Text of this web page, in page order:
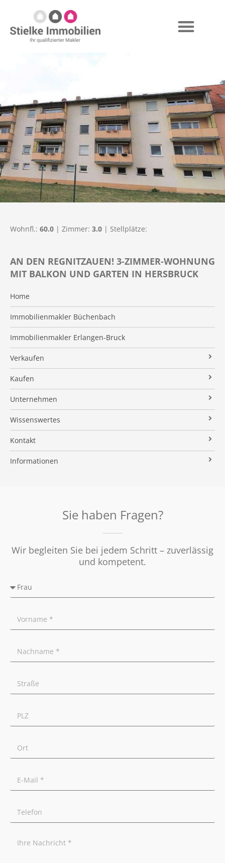
AN DEN REGNITZAUEN! 3-ZIMMER-WOHNUNG
MIT BALKON UND GARTEN IN HERSBRUCK
Home
Immobilienmakler Büchenbach
Immobilienmakler Erlangen-Bruck
Verkaufen
Verkaufsanfrage
Referenzobjekte
Makleralleinauftrag
Wertermittlung
Verkaufsvorbereitung
Vermarktung
Tipps für Privatverkäufer
Kaufen
Immobilienangebote
Finanzierung
Suchauftrag
Unternehmen
Über uns
Kundenstimmen
Stielke-Facts
Kooperationspartner
Wissenswertes
Immobilien News
Immobilien ABC
Kontakt
Impressum
Informationen
Wohnfl.: 60.0 | Zimmer: 3.0 | Stellplätze:
Sie haben Fragen?
Wir begleiten Sie bei jedem Schritt – zuverlässig
und kompetent.